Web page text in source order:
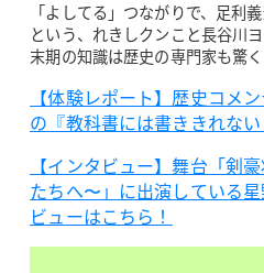
「よしてる」つながりで、足利
という、れきしクンこと長谷川
末期の知識は歴史の専門家も驚
【体験レポート】歴史コメ
の『教科書には書ききれない
【インタビュー】舞台「剣
たちへ〜」に出演している
ビューはこちら！